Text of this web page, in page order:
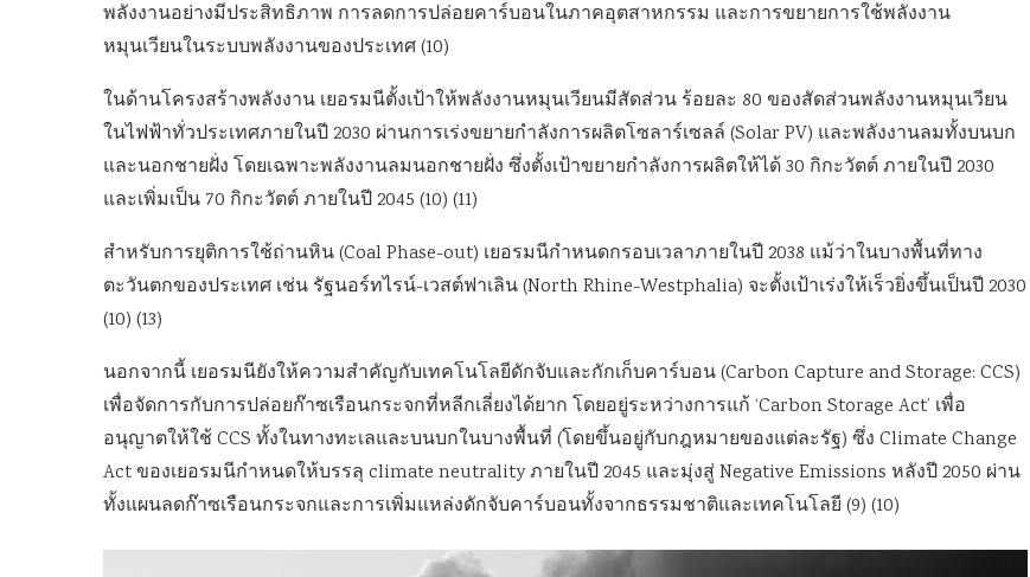
พลังงานอย่างมีประสิทธิภาพ การลดการปล่อยคาร์บอนในภาคอุตสาหกรรม และการขยายการใช้พลังงาน
หมุนเวียนในระบบพลังงานของประเทศ (10)
ในด้านโครงสร้างพลังงาน เยอรมนีตั้งเป้าให้พลังงานหมุนเวียนมีสัดส่วน ร้อยละ 80 ของสัดส่วนพลังงานหมุนเวียน
ในไฟฟ้าทั่วประเทศภายในปี 2030 ผ่านการเร่งขยายกำลังการผลิตโซลาร์เซลล์ (Solar PV) และพลังงานลมทั้งบนบก
และนอกชายฝั่ง โดยเฉพาะพลังงานลมนอกชายฝั่ง ซึ่งตั้งเป้าขยายกำลังการผลิตให้ได้ 30 กิกะวัตต์ ภายในปี 2030
และเพิ่มเป็น 70 กิกะวัตต์ ภายในปี 2045 (10) (11)
สำหรับการยุติการใช้ถ่านหิน (Coal Phase-out) เยอรมนีกำหนดกรอบเวลาภายในปี 2038 แม้ว่าในบางพื้นที่ทาง
ตะวันตกของประเทศ เช่น รัฐนอร์ทไรน์-เวสต์ฟาเลิน (North Rhine-Westphalia) จะตั้งเป้าเร่งให้เร็วยิ่งขึ้นเป็นปี 2030
(10) (13)
นอกจากนี้ เยอรมนียังให้ความสำคัญกับเทคโนโลยีดักจับและกักเก็บคาร์บอน (Carbon Capture and Storage: CCS)
เพื่อจัดการกับการปล่อยก๊าซเรือนกระจกที่หลีกเลี่ยงได้ยาก โดยอยู่ระหว่างการแก้ ‘Carbon Storage Act’ เพื่อ
อนุญาตให้ใช้ CCS ทั้งในทางทะเลและบนบกในบางพื้นที่ (โดยขึ้นอยู่กับกฎหมายของแต่ละรัฐ) ซึ่ง Climate Change
Act ของเยอรมนีกำหนดให้บรรลุ climate neutrality ภายในปี 2045 และมุ่งสู่ Negative Emissions หลังปี 2050 ผ่าน
ทั้งแผนลดก๊าซเรือนกระจกและการเพิ่มแหล่งดักจับคาร์บอนทั้งจากธรรมชาติและเทคโนโลยี (9) (10)